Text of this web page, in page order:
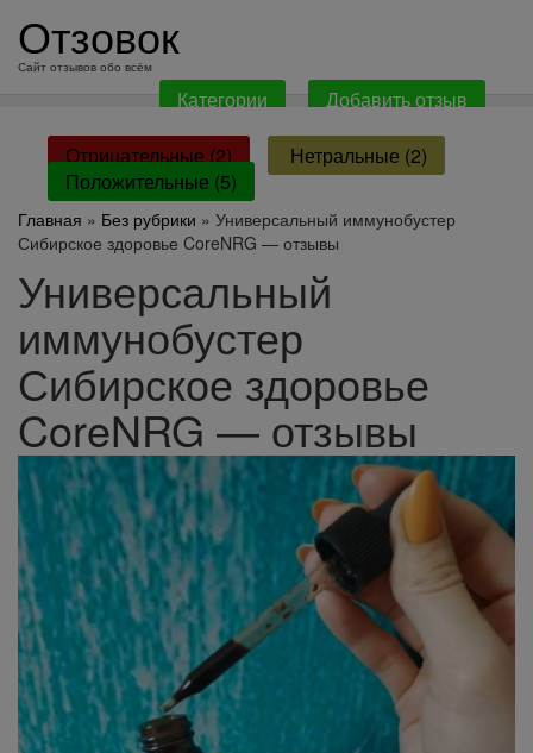
содержанию
Отзовок
Сайт отзывов обо всём
Категории Добавить отзыв
Отрицательные (2)
Нетральные (2)
Положительные (5)
Главная » Без рубрики » Универсальный иммунобустер
Сибирское здоровье CoreNRG — отзывы
Универсальный
иммунобустер
Сибирское здоровье
CoreNRG — отзывы